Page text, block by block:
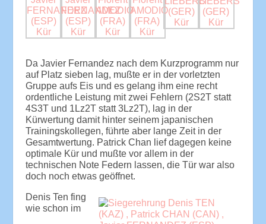
Da Javier Fernandez nach dem Kurzprogramm nur
auf Platz sieben lag, mußte er in der vorletzten
Gruppe aufs Eis und es gelang ihm eine recht
ordentliche Leistung mit zwei Fehlern (2S2T statt
4S3T und 1Lz2T statt 3Lz2T), lag in der
Kürwertung damit hinter seinem japanischen
Trainingskollegen, führte aber lange Zeit in der
Gesamtwertung. Patrick Chan lief dagegen keine
optimale Kür und mußte vor allem in der
technischen Note Federn lassen, die Tür war also
doch noch etwas geöffnet.
Denis Ten fing
wie schon im